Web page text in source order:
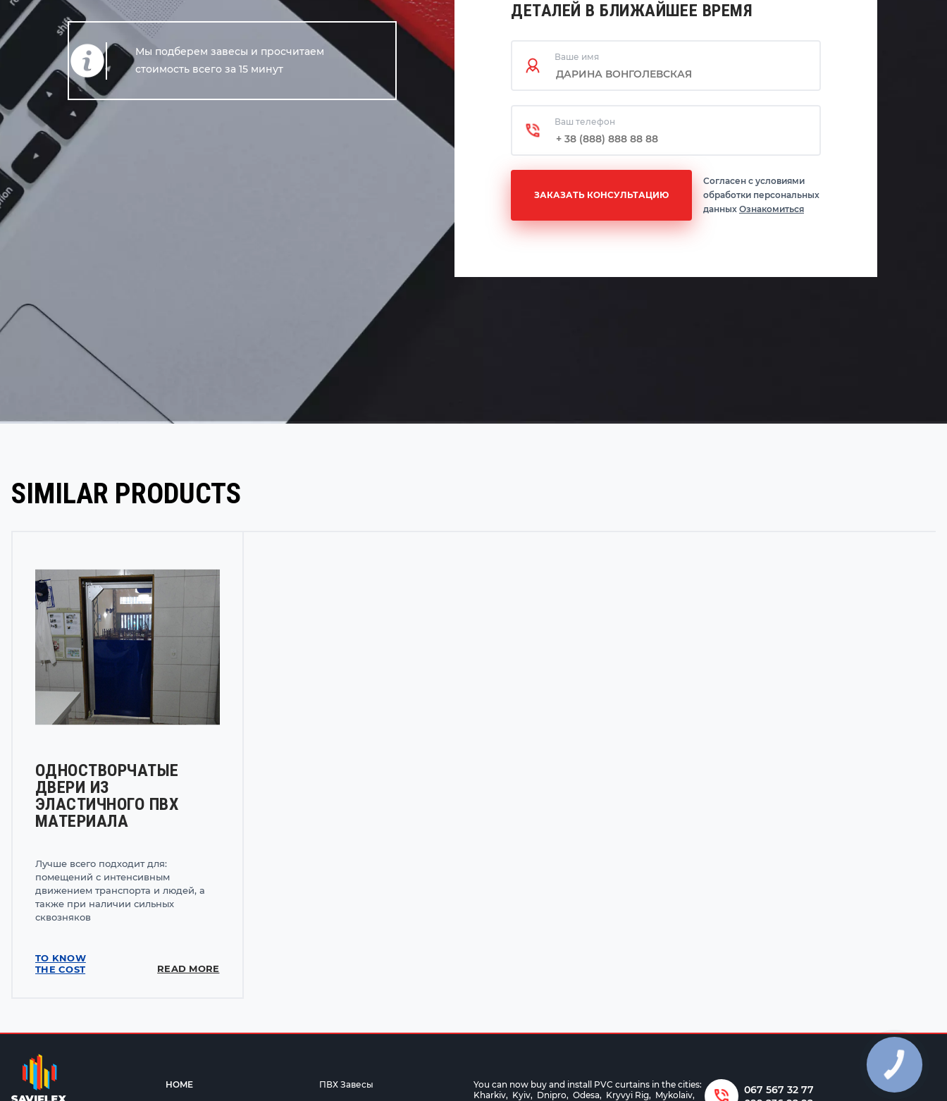
Мы подберем завесы и просчитаем
стоимость всего за 15 минут
ДЕТАЛЕЙ В БЛИЖАЙШЕЕ ВРЕМЯ
Ваше имя
Ваш телефон
ЗАКАЗАТЬ КОНСУЛЬТАЦИЮ
Согласен с условиями
обработки персональных
данных Ознакомиться
SIMILAR PRODUCTS
ОДНОСТВОРЧАТЫЕ
ДВЕРИ ИЗ
ЭЛАСТИЧНОГО ПВХ
МАТЕРИАЛА
Лучше всего подходит для:
помещений с интенсивным
движением транспорта и людей, а
также при наличии сильных
сквозняков
TO KNOW
THE COST
READ MORE
HOME ПВХ Завесы
You can now buy and install PVC curtains in the cities:
Kharkiv, Kyiv, Dnipro, Odesa, Kryvyi Rig, Mykolaiv,
067 567 32 77